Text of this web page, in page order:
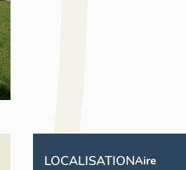
LOCALISATIONAire